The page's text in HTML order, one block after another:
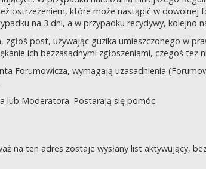
ostrzeżeniem, które może nastąpić w
na 3 dni, a w przypadku recydywy, kolejno
post, używając guzika umieszczonego w
ich bezzasadnymi zgłoszeniami, czegoś też
wymagają uzasadnienia
lub Moderatora. Postarają się pomóc.
na ten adres zostaje wysłany list aktywujący,